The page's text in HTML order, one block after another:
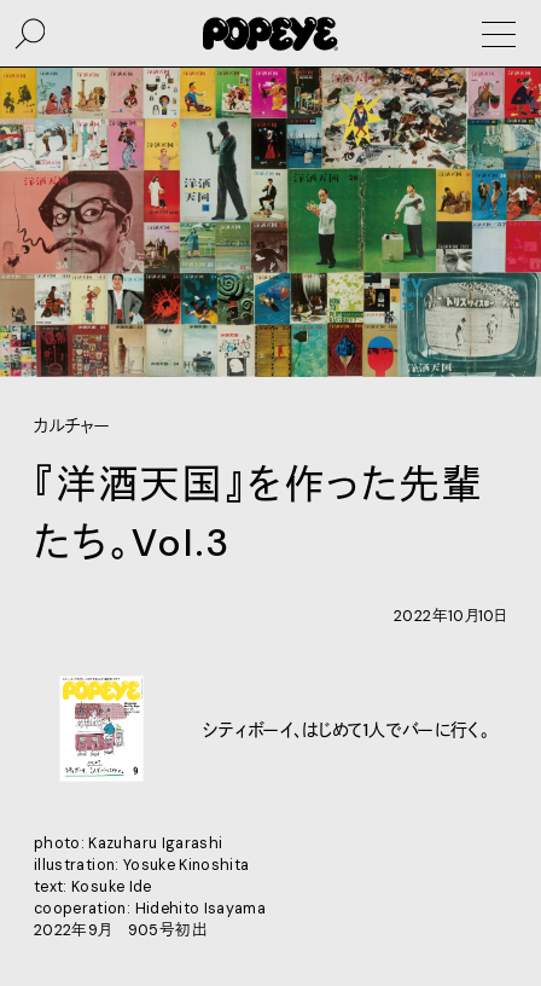
カルチャー
『洋酒天国』を作った先輩
たち。Vol.3
2022年10月10日
シティボーイ、はじめて1人でバーに行く。
photo: Kazuharu Igarashi
illustration: Yosuke Kinoshita
text: Kosuke Ide
cooperation: Hidehito Isayama
2022年9月 905号初出